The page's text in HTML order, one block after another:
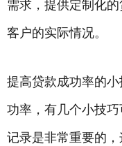
需求，提供定制化
客户的实际情况。
提高贷款成功率的
功率，有几个小技
记录是非常重要的